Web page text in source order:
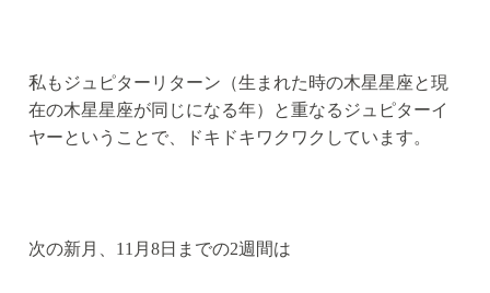
私もジュピターリターン（生まれた時の木星星座と現
在の木星星座が同じになる年）と重なるジュピターイ
ヤーということで、ドキドキワクワクしています。
次の新月、11月8日までの2週間は